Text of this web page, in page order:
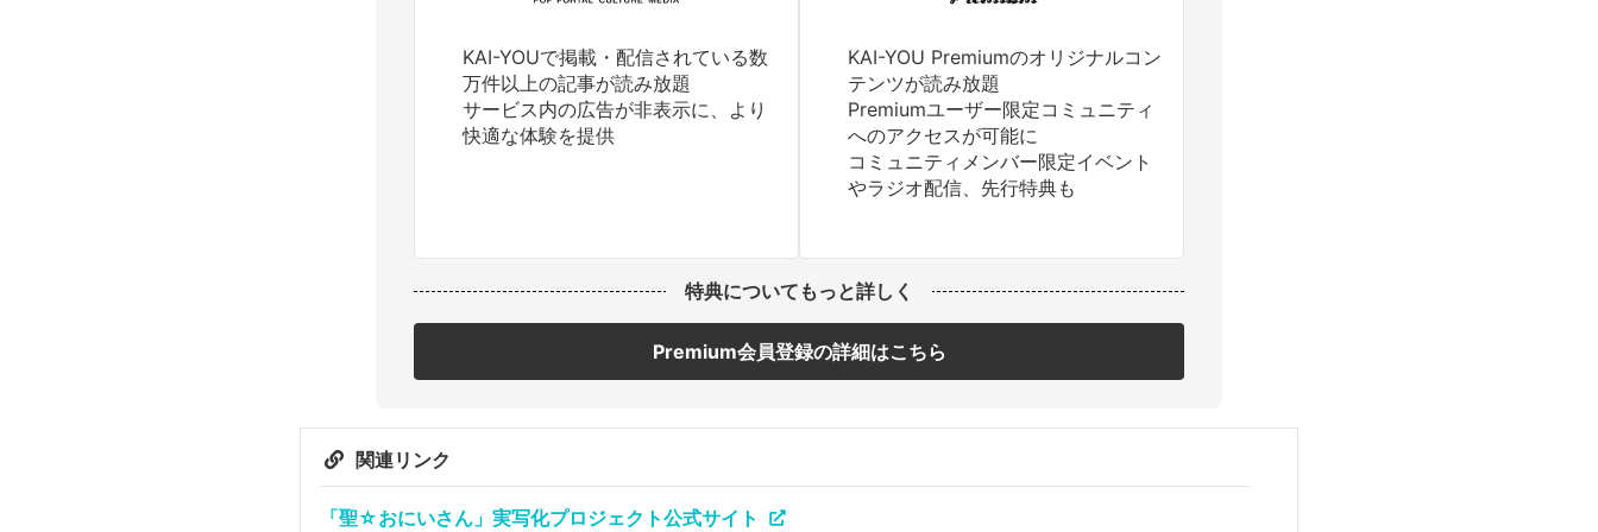
KAI-YOUで掲載・配信されている数
万件以上の記事が読み放題
サービス内の広告が非表示に、より
快適な体験を提供
KAI-YOU Premiumのオリジナルコン
テンツが読み放題
Premiumユーザー限定コミュニティ
へのアクセスが可能に
コミュニティメンバー限定イベント
やラジオ配信、先行特典も
特典についてもっと詳しく
Premium会員登録の詳細はこちら
関連リンク
「聖☆おにいさん」実写化プロジェクト公式サイト